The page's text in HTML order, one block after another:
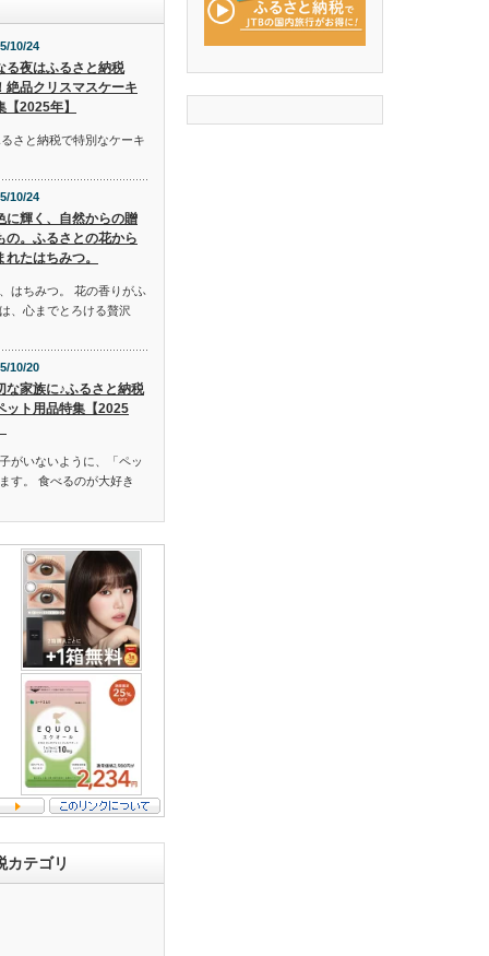
10/24
る夜はふるさと納税
絶品クリスマスケーキ
【2025年】
さと納税で特別なケーキ
10/24
に輝く、自然からの贈
の。ふるさとの花から
れたはちみつ。
はちみつ。 花の香りがふ
、心までとろける贅沢
10/20
な家族に♪ふるさと納税
ット用品特集【2025
がいないように、「ペッ
す。 食べるのが大好き
カテゴリ